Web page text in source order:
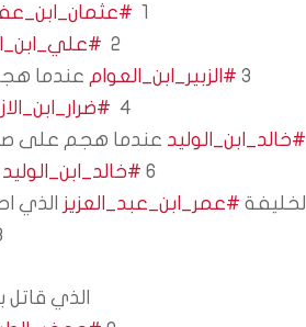
1
2
3 #الزبير_ابن_العوام عندما
4
#خالد_ابن_الوليد عندما هجم على
6 #خالد_ابن_الوليد
#عمر_ابن_عبد_العزيز الذي